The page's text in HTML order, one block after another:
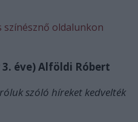
színésznő oldalunkon
éve) Alföldi Róbert
szóló híreket kedvelték